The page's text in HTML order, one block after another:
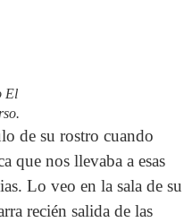
El
de su rostro cuando
que nos llevaba a esas
Lo veo en la sala de su
recién salida de las